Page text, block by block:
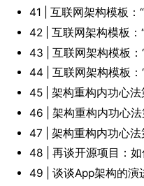
41 | 互联网架构模板：
42 | 互联网架构模板：
43 | 互联网架构模板：
44 | 互联网架构模板：
45 | 架构重构内功心
46 | 架构重构内功心
47 | 架构重构内功心
48 | 再谈开源项目：
49 | 谈谈App架构的演